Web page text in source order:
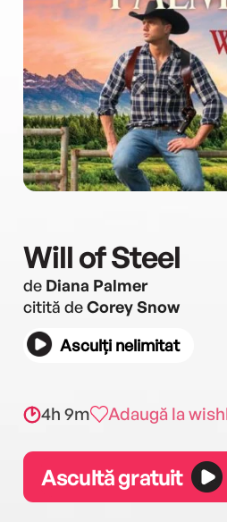
Will of Steel
de Diana Palmer
citită deCorey Snow
Asculți nelimitat
4h 9m Adaugă la
Ascultă gratuit